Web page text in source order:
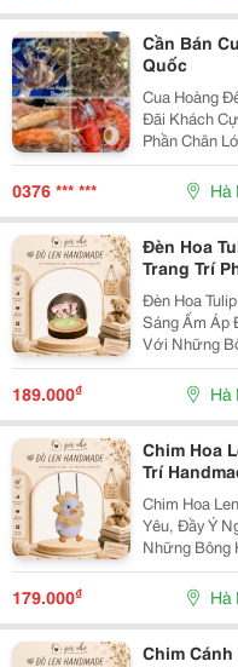
Cần Bán
Quốc
Cua Hoàng
Đãi Khách Cực Sang
Phần Chân
Đậm Đà. Một
Gia Đình,
0376 *** *** Hà
Đèn Hoa
Trang Trí
Đèn Hoa
Sáng Ấm Áp Đèn Hoa Tulip Handmade Được Thiết Kế
Với Những
Trong Suốt,
Không Gian Ấm
Phẩm: ...
189.000₫ Hà
Chim Hoa
Trí
Chim Hoa
Yêu, Đầy Ý Nghĩa Chú Chim Handmade
Những Bông
Đồ Trang Trí
Thủ Công,
Việc,...
179.000₫ Hà
Chim